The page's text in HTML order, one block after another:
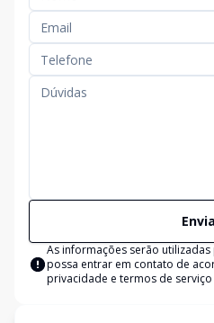
As informações serão
possa entrar em contato de
privacidade e termos de serviço